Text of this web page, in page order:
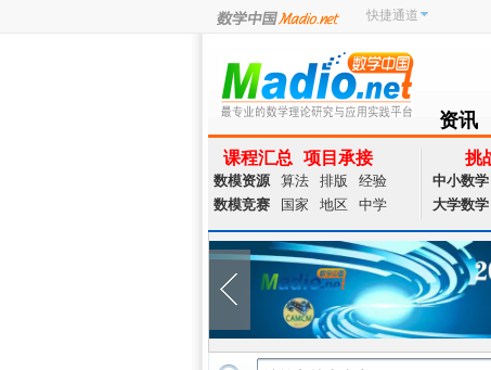
快捷通道
资讯
NEWS
课程汇总 项目承接
数模资源 算法 排版
经验
数模竞赛
国家 地区 中学
挑
中小数学
大学数学